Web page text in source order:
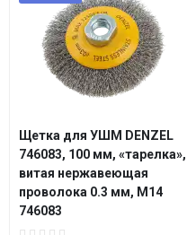
Щетка для УШМ DENZEL
746083, 100 мм, «тарелка»,
витая нержавеющая
проволока 0.3 мм, М14
746083